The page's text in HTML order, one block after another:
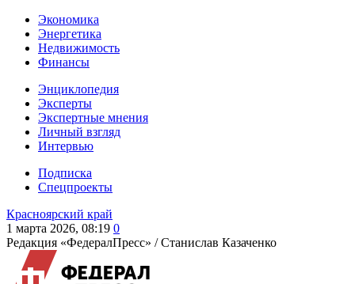
Экономика
Энергетика
Недвижимость
Финансы
Энциклопедия
Эксперты
Экспертные мнения
Личный взгляд
Интервью
Подписка
Спецпроекты
Красноярский край
1 марта 2026, 08:19 0
Редакция «ФедералПресс» /Станислав Казаченко